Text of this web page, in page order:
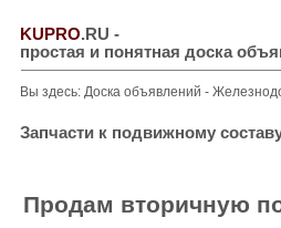
KUPRO.RU -
простая и понятная доска
Вы здесь: Доска объявлений -
Запчасти к подвижному
Продам вторичную